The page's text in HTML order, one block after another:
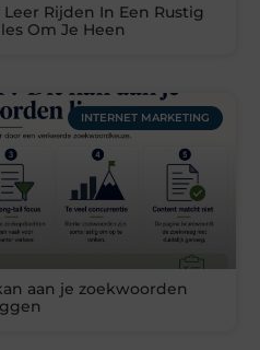
Rijden In Een Rustig
Om Je Heen
INTERNET MARKETING
aan je zoekwoorden